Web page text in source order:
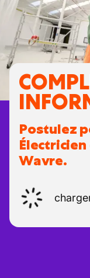
Postulez
Wavre.